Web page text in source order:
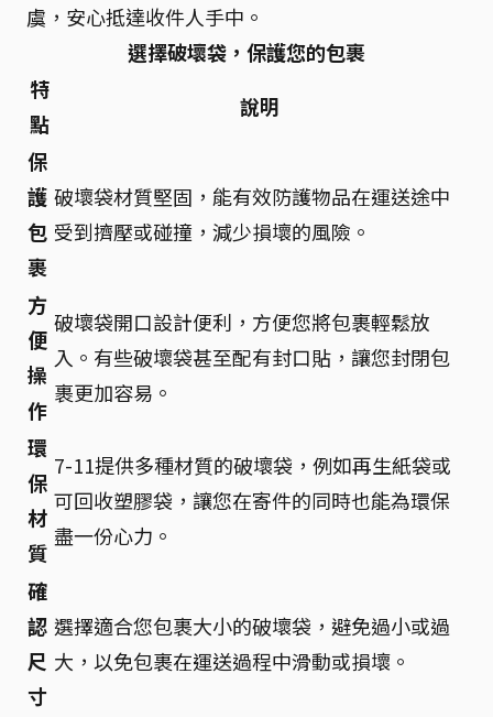
虞，安心抵達收件人手中。
選擇破壞袋，保護您的包裹
特
點
說明
保
護
包
裹
破壞袋材質堅固，能有效防護物品在運送途中
受到擠壓或碰撞，減少損壞的風險。
方
便
操
作
破壞袋開口設計便利，方便您將包裹輕鬆放
入。有些破壞袋甚至配有封口貼，讓您封閉包
裹更加容易。
環
保
材
質
7-11提供多種材質的破壞袋，例如再生紙袋或
可回收塑膠袋，讓您在寄件的同時也能為環保
盡一份心力。
確
認
尺
寸
選擇適合您包裹大小的破壞袋，避免過小或過
大，以免包裹在運送過程中滑動或損壞。